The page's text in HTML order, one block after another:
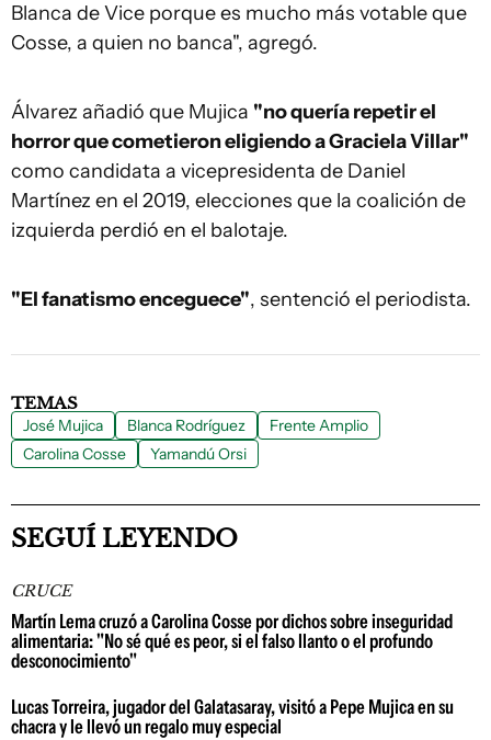
Blanca de Vice porque es mucho más votable que
Cosse, a quien no banca", agregó.
Álvarez añadió que Mujica "no quería repetir el
horror que cometieron eligiendo a Graciela Villar"
como candidata a vicepresidenta de Daniel
Martínez en el 2019, elecciones que la coalición de
izquierda perdió en el balotaje.
"El fanatismo enceguece", sentenció el periodista.
TEMAS
José Mujica Blanca Rodríguez
Frente Amplio
Carolina Cosse
Yamandú Orsi
SEGUÍ LEYENDO
CRUCE
Martín Lema cruzó a Carolina Cosse por dichos sobre inseguridad
alimentaria: "No sé qué es peor, si el falso llanto o el profundo
desconocimiento"
Lucas Torreira, jugador del Galatasaray, visitó a Pepe Mujica en su
chacra y le llevó un regalo muy especial